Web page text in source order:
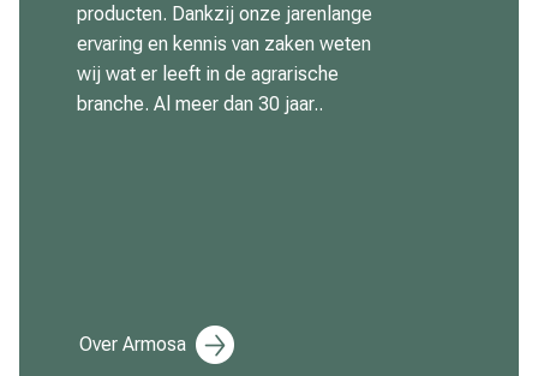
producten. Dankzij onze jarenlange
ervaring en kennis van zaken weten
wij wat er leeft in de agrarische
branche. Al meer dan 30 jaar..
Over Armosa